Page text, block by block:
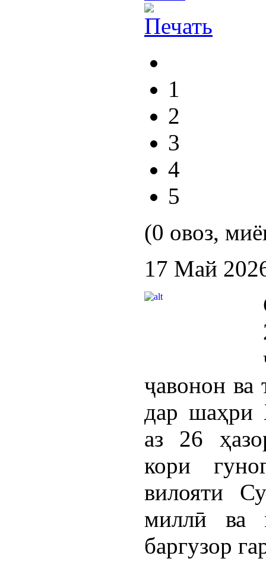
1
2
3
4
5
(0 овоз,
17 Май
ҷавонон ва
дар шаҳри
аз 26
кори
вилояти
миллӣ ва
баргузор